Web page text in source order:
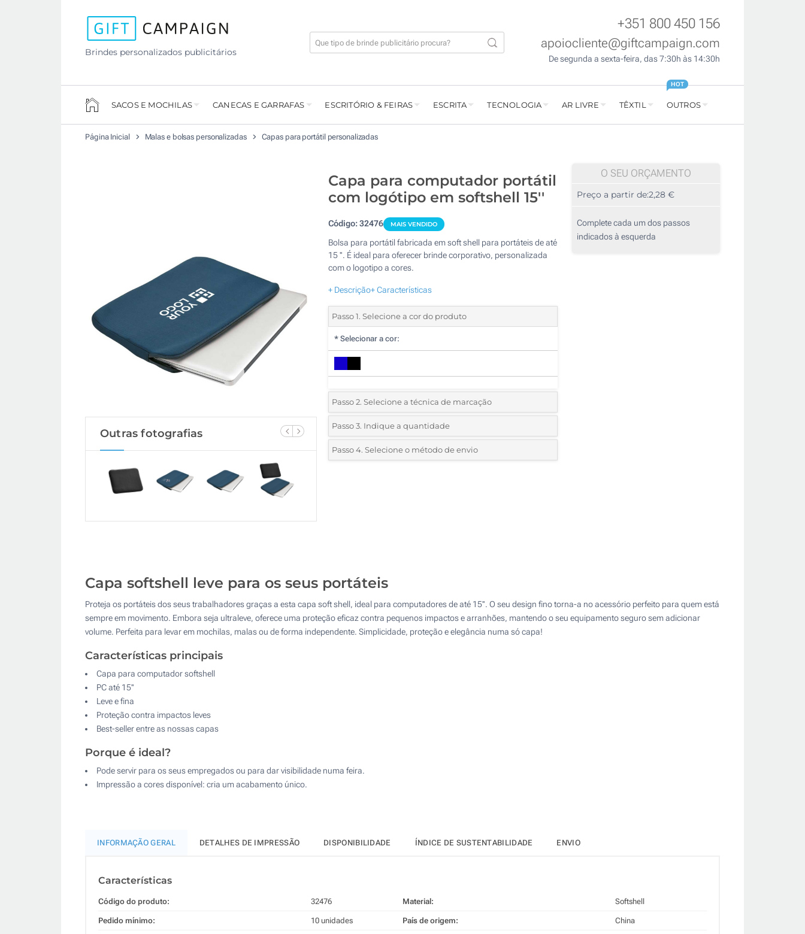
Brindes personalizados publicitários
+351 800 450 156
apoiocliente@giftcampaign.com
De segunda a sexta-feira, das 7:30h às 14:30h
SACOS E MOCHILAS CANECAS E GARRAFAS ESCRITÓRIO & FEIRAS ESCRITA TECNOLOGIA AR LIVRE TÊXTIL OUTROS
HOT
Página Inicial Malas e bolsas personalizadas Capas para portátil personalizadas
Outras fotografias
Capa para computador portátil
com logótipo em softshell 15''
Código:32476 MAIS VENDIDO
Bolsa para portátil fabricada em soft shell para portáteis de até
15 ''. É ideal para oferecer brinde corporativo, personalizada
com o logotipo a cores.
+ Descrição+ Características
Passo 1. Selecione a cor do produto
* Selecionar a cor:
Passo 2. Selecione a técnica de marcação
*Selecione o tipo de marcação e as cores do logotipo:
1 Cor (Num lado)
Sem impressão
Passo 3. Indique a quantidade
*Quantidade mínima:10
Outra : Atualizar
Passo 4. Selecione o método de envio
O SEU ORÇAMENTO
Preço a partir de:2,28 €
Complete cada um dos passos
indicados à esquerda
Capa softshell leve para os seus portáteis
Proteja os portáteis dos seus trabalhadores graças a esta capa soft shell, ideal para computadores de até 15''. O seu design fino torna-a no acessório perfeito para quem está
sempre em movimento. Embora seja ultraleve, oferece uma proteção eficaz contra pequenos impactos e arranhões, mantendo o seu equipamento seguro sem adicionar
volume. Perfeita para levar em mochilas, malas ou de forma independente. Simplicidade, proteção e elegância numa só capa!
Características principais
Capa para computador softshell
PC até 15''
Leve e fina
Proteção contra impactos leves
Best-seller entre as nossas capas
Porque é ideal?
Pode servir para os seus empregados ou para dar visibilidade numa feira.
Impressão a cores disponível: cria um acabamento único.
INFORMAÇÃO GERAL DETALHES DE IMPRESSÃO DISPONIBILIDADE ÍNDICE DE SUSTENTABILIDADE ENVIO
Características
Código do produto: 32476
Pedido mínimo: 10 unidades
Material: Softshell
País de origem: China